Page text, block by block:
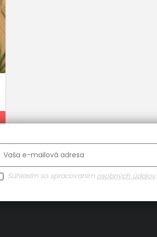
Súhlasím so spracovaním osobných údajov.